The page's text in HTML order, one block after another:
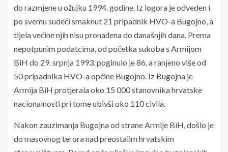
do razmjene u ožujku 1994. godine. Iz logora je odveden i
po svemu sudeći smaknut 21 pripadnik HVO-a Bugojno, a
tijela većine njih nisu pronađena do današnjih dana. Prema
nepotpunim podatcima, od početka sukoba s Armijom
BiH do 29. srpnja 1993. poginulo je 86, a ranjeno više od
50 pripadnika HVO-a općine Bugojno. Iz Bugojna je
Armija BiH protjerala oko 15 000 stanovnika hrvatske
nacionalnosti pri tome ubivši oko 110 civila.
Nakon zauzimanja Bugojna od strane Armije BiH, došlo je
do masovnog terora nad preostalim hrvatskim